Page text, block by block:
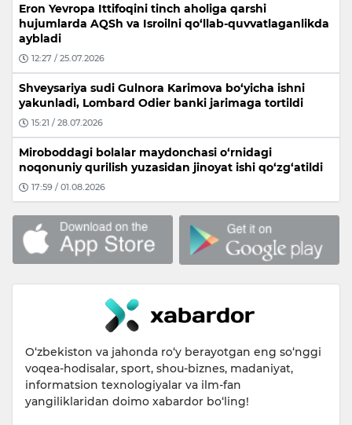
Eron Yevropa Ittifoqini tinch aholiga qarshi
hujumlarda AQSh va Isroilni qo‘llab-quvvatlaganlikda
aybladi
12:27 / 25.07.2026
Shveysariya sudi Gulnora Karimova bo‘yicha ishni
yakunladi, Lombard Odier banki jarimaga tortildi
15:21 / 28.07.2026
Miroboddagi bolalar maydonchasi o‘rnidagi
noqonuniy qurilish yuzasidan jinoyat ishi qo‘zg‘atildi
17:59 / 01.08.2026
O‘zbekiston va jahonda ro‘y berayotgan eng so‘nggi
voqea-hodisalar, sport, shou-biznes, madaniyat,
informatsion texnologiyalar va ilm-fan
yangiliklaridan doimo xabardor bo‘ling!